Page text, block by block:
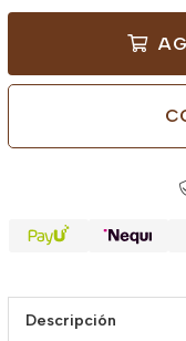
Descripción